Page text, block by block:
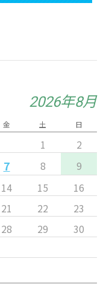
2026年8月
金 土 日
1
2
7 8
9
14 15
16
21 22
23
28 29
30